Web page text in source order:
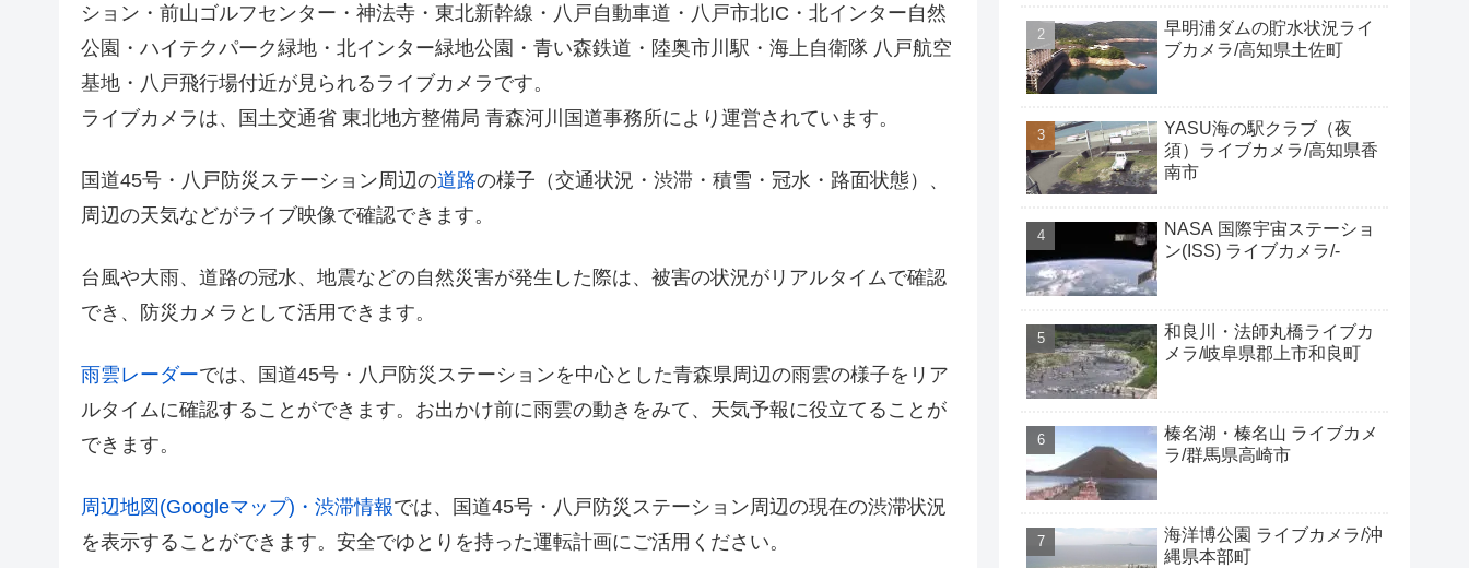
ション・前山ゴルフセンター・神法寺・東北新幹線・八戸自動車道・八戸市北IC・北インター自然
公園・ハイテクパーク緑地・北インター緑地公園・青い森鉄道・陸奥市川駅・海上自衛隊 八戸航空
基地・八戸飛行場付近が見られるライブカメラです。
ライブカメラは、国土交通省 東北地方整備局 青森河川国道事務所により運営されています。
国道45号・八戸防災ステーション周辺の道路の様子（交通状況・渋滞・積雪・冠水・路面状態）、
周辺の天気などがライブ映像で確認できます。
台風や大雨、道路の冠水、地震などの自然災害が発生した際は、被害の状況がリアルタイムで確認
でき、防災カメラとして活用できます。
雨雲レーダーでは、国道45号・八戸防災ステーションを中心とした青森県周辺の雨雲の様子をリア
ルタイムに確認することができます。お出かけ前に雨雲の動きをみて、天気予報に役立てることが
できます。
周辺地図(Googleマップ)・渋滞情報では、国道45号・八戸防災ステーション周辺の現在の渋滞状況
を表示することができます。安全でゆとりを持った運転計画にご活用ください。
早明浦ダムの貯水状況ライ
ブカメラ/高知県土佐町
YASU海の駅クラブ（夜
須）ライブカメラ/高知県香
南市
NASA 国際宇宙ステーショ
ン(ISS) ライブカメラ/-
和良川・法師丸橋ライブカ
メラ/岐阜県郡上市和良町
榛名湖・榛名山 ライブカメ
ラ/群馬県高崎市
海洋博公園 ライブカメラ/沖
縄県本部町